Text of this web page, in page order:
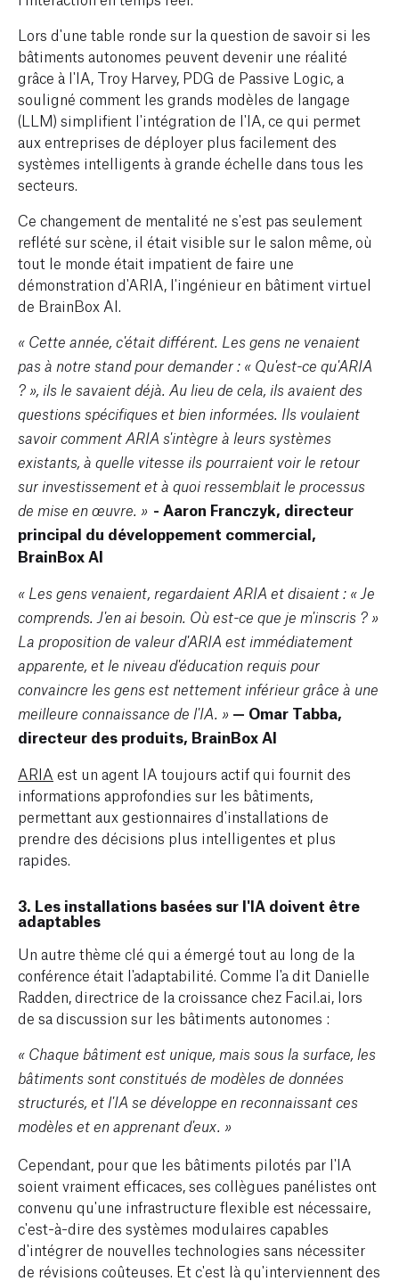
Lors d'une table ronde sur la question de savoir si les
bâtiments autonomes peuvent devenir une réalité
grâce à l'IA, Troy Harvey, PDG de Passive Logic, a
souligné comment les grands modèles de langage
(LLM) simplifient l'intégration de l'IA, ce qui permet
aux entreprises de déployer plus facilement des
systèmes intelligents à grande échelle dans tous les
secteurs.
Ce changement de mentalité ne s'est pas seulement
reflété sur scène, il était visible sur le salon même, où
tout le monde était impatient de faire une
démonstration d'ARIA, l'ingénieur en bâtiment virtuel
de BrainBox AI.
« Cette année, c'était différent. Les gens ne venaient
pas à notre stand pour demander : « Qu'est-ce qu'ARIA
? », ils le savaient déjà. Au lieu de cela, ils avaient des
questions spécifiques et bien informées. Ils voulaient
savoir comment ARIA s'intègre à leurs systèmes
existants, à quelle vitesse ils pourraient voir le retour
sur investissement et à quoi ressemblait le processus
de mise en œuvre. » - Aaron Franczyk, directeur
principal du développement commercial,
BrainBox AI
« Les gens venaient, regardaient ARIA et disaient : « Je
comprends. J'en ai besoin. Où est-ce que je m'inscris ? »
La proposition de valeur d'ARIA est immédiatement
apparente, et le niveau d'éducation requis pour
convaincre les gens est nettement inférieur grâce à une
meilleure connaissance de l'IA. » — Omar Tabba,
directeur des produits, BrainBox AI
ARIA est un agent IA toujours actif qui fournit des
informations approfondies sur les bâtiments,
permettant aux gestionnaires d'installations de
prendre des décisions plus intelligentes et plus
rapides.
3. Les installations basées sur l'IA doivent être
adaptables
Un autre thème clé qui a émergé tout au long de la
conférence était l'adaptabilité. Comme l'a dit Danielle
Radden, directrice de la croissance chez Facil.ai, lors
de sa discussion sur les bâtiments autonomes :
« Chaque bâtiment est unique, mais sous la surface, les
bâtiments sont constitués de modèles de données
structurés, et l'IA se développe en reconnaissant ces
modèles et en apprenant d'eux. »
Cependant, pour que les bâtiments pilotés par l'IA
soient vraiment efficaces, ses collègues panélistes ont
convenu qu'une infrastructure flexible est nécessaire,
c'est-à-dire des systèmes modulaires capables
d'intégrer de nouvelles technologies sans nécessiter
de révisions coûteuses. Et c'est là qu'interviennent des